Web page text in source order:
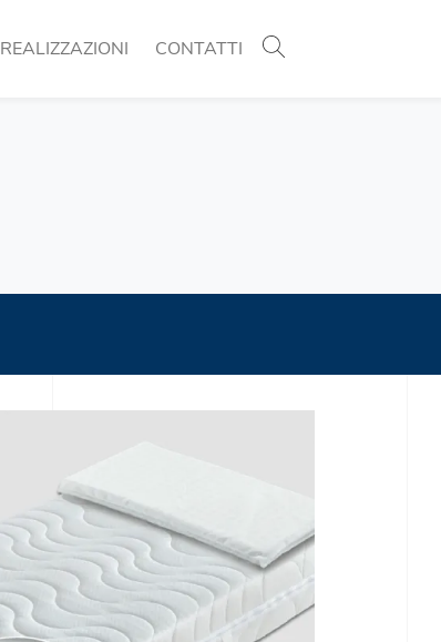
REALIZZAZIONI CONTATTI